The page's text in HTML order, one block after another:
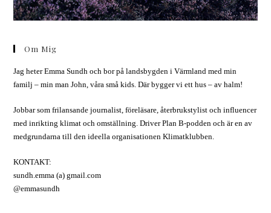
Om Mig
Jag heter Emma Sundh och bor på landsbygden i Värmland med min
familj – min man John, våra små kids. Där bygger vi ett hus – av halm!
Jobbar som frilansande journalist, föreläsare, återbrukstylist och influencer
med inrikting klimat och omställning. Driver Plan B-podden och är en av
medgrundarna till den ideella organisationen Klimatklubben.
KONTAKT:
sundh.emma (a) gmail.com
@emmasundh